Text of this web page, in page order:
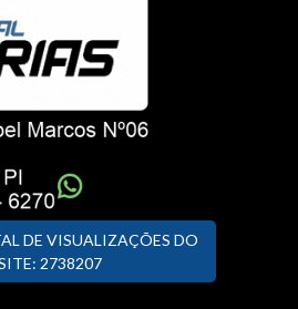
DE VISUALIZAÇÕES DO
2738207